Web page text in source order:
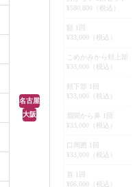
名古屋
大阪
¥580,800（税込）
額 1回
¥33,000（税込）
こめかみから頬上部 1
¥33,000（税込）
頬下部 1回
¥33,000（税込）
眉間から鼻 1回
¥33,000（税込）
口周囲 1回
¥33,000（税込）
首 1回
¥66,000（税込）